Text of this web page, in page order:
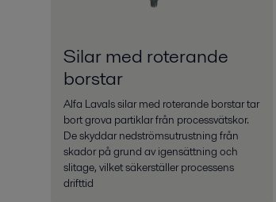
Silar med roterande
borstar
Alfa Lavals silar med roterande borstar tar
bort grova partiklar från processvätskor.
De skyddar nedströmsutrustning från
skador på grund av igensättning och
slitage, vilket säkerställer processens
drifttid